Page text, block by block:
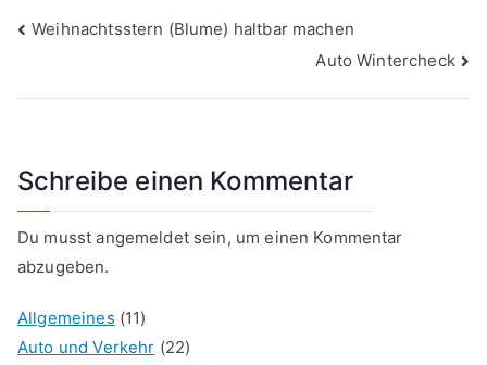
Beitragsnavigation
Weihnachtsstern (Blume) haltbar machen
Auto Wintercheck
Schreibe einen Kommentar
Du musstangemeldetsein, um einen Kommentar
abzugeben.
Allgemeines (11)
Auto und Verkehr (22)